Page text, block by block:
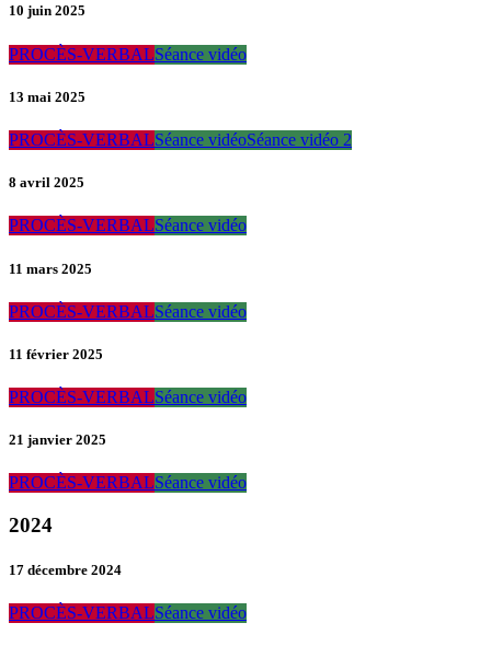
10 juin 2025
PROCÈS-VERBALSéance vidéo
13 mai 2025
PROCÈS-VERBALSéance vidéoSéance vidéo 2
8 avril 2025
PROCÈS-VERBALSéance vidéo
11 mars 2025
PROCÈS-VERBALSéance vidéo
11 février 2025
PROCÈS-VERBALSéance vidéo
21 janvier 2025
PROCÈS-VERBALSéance vidéo
2024
17 décembre 2024
PROCÈS-VERBALSéance vidéo